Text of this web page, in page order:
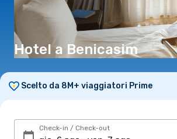
Hotel a Benicasim
Scelto da 8M+ viaggiatori Prime
Check-in / Check-out